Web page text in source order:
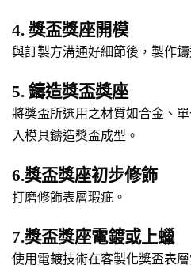
4. 獎盃獎座開模
與訂製方溝通好細節後，製作
5. 鑄造獎盃獎座
將獎盃所選用之材質如合金、
入模具鑄造獎盃成型。
6.獎盃獎座初步修飾
打磨修飾表層瑕疵。
7.獎盃獎座電鍍或上蠟
使用電鍍技術在客製化獎盃表